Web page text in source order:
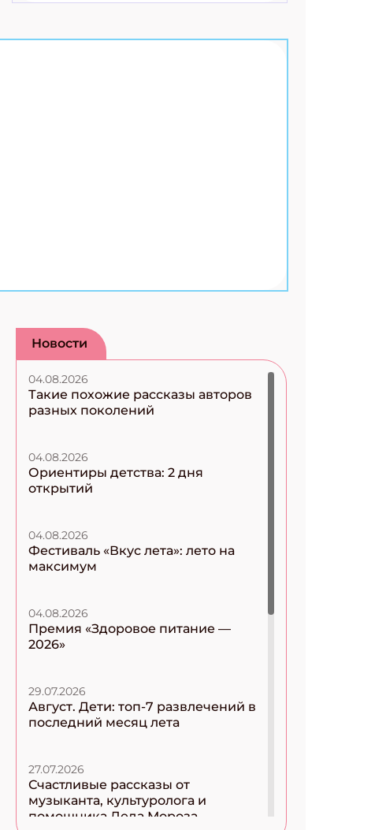
Новости
04.08.2026
Такие похожие рассказы авторов
разных поколений
04.08.2026
Ориентиры детства: 2 дня
открытий
04.08.2026
Фестиваль «Вкус лета»: лето на
максимум
04.08.2026
Премия «Здоровое питание —
2026»
29.07.2026
Август. Дети: топ-7 развлечений в
последний месяц лета
27.07.2026
Счастливые рассказы от
музыканта, культуролога и
помощника Деда Мороза